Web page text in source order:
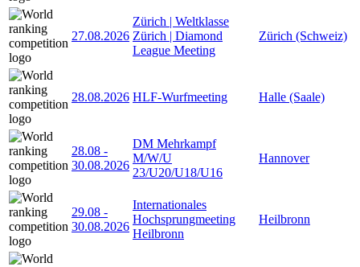
27.08.2026
Zürich | Weltklasse
Zürich | Diamond
League Meeting
Zürich (Schweiz)
28.08.2026 HLF-Wurfmeeting Halle (Saale)
28.08 -
30.08.2026
DM Mehrkampf
M/W/U
23/U20/U18/U16
Hannover
29.08 -
30.08.2026
Internationales
Hochsprungmeeting
Heilbronn
Heilbronn